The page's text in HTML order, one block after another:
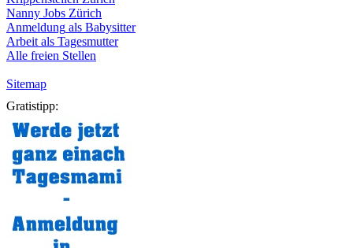
Nanny Jobs Zürich
Anmeldung als Babysitter
Arbeit als Tagesmutter
Alle freien Stellen
Sitemap
Gratistipp: